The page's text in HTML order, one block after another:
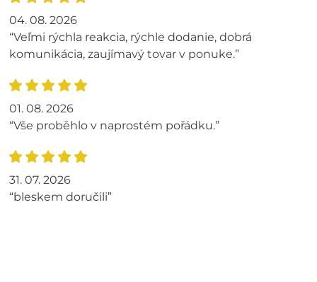
04. 08. 2026
“Veľmi rýchla reakcia, rýchle dodanie, dobrá
komunikácia, zaujímavý tovar v ponuke.”
01. 08. 2026
“Vše proběhlo v naprostém pořádku.”
31. 07. 2026
“bleskem doručili”